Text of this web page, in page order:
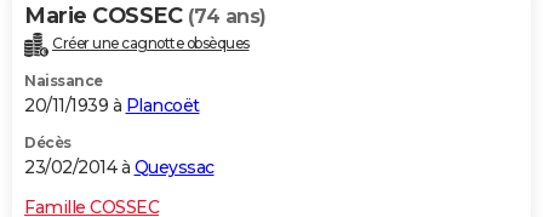
Marie COSSEC (74 ans)
Créer une cagnotte obsèques
Naissance
20/11/1939 à Plancoët
Décès
23/02/2014 à Queyssac
Famille COSSEC